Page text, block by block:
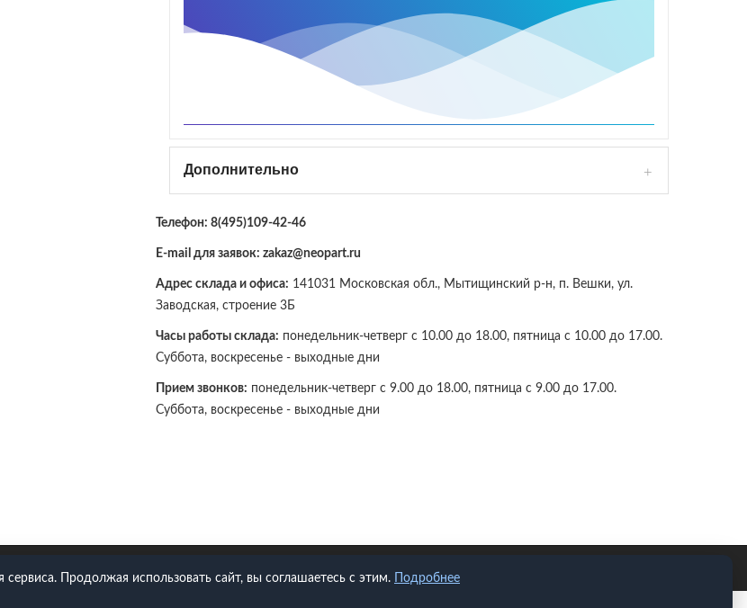
Дополнительно
Телефон: 8(495)109-42-46
E-mail для заявок: zakaz@neopart.ru
Адрес склада и офиса: 141031 Московская обл., Мытищинский р-н, п. Вешки, ул.
Заводская, строение 3Б
Часы работы склада: понедельник-четверг с 10.00 до 18.00, пятница с 10.00 до 17.00.
Суббота, воскресенье - выходные дни
Прием звонков: понедельник-четверг с 9.00 до 18.00, пятница с 9.00 до 17.00.
Суббота, воскресенье - выходные дни
Продолжая использовать сайт, вы соглашаетесь с этим. Подробнее